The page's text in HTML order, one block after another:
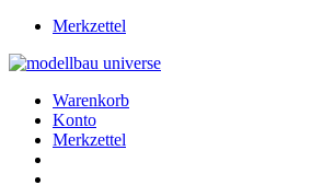
Merkzettel
Warenkorb
Konto
Merkzettel